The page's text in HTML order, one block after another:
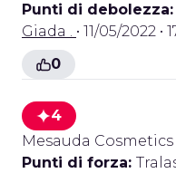
Punti di debolezza:
Giada . • 11/05/2022 •
0
4
Mesauda Cosmetics
Punti di forza: